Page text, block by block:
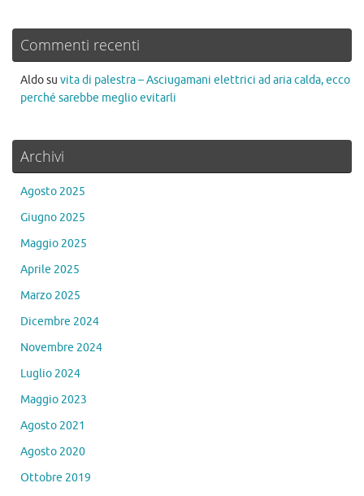
Commenti recenti
Aldosu vita di palestra – Asciugamani elettrici ad aria calda, ecco
perché sarebbe meglio evitarli
Archivi
Agosto 2025
Giugno 2025
Maggio 2025
Aprile 2025
Marzo 2025
Dicembre 2024
Novembre 2024
Luglio 2024
Maggio 2023
Agosto 2021
Agosto 2020
Ottobre 2019